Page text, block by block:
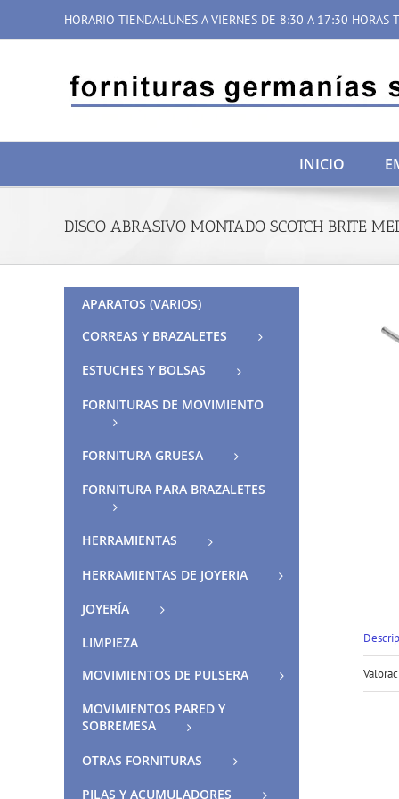
contenido
HORARIO TIENDA:LUNES A VIERNES DE 8:30 A 17:30
INICIO
DISCO ABRASIVO MONTADO SCOTCH BRITE
APARATOS (VARIOS)
CORREAS Y BRAZALETES
ESTUCHES Y BOLSAS
FORNITURAS DE MOVIMIENTO
FORNITURA GRUESA
FORNITURA PARA BRAZALETES
HERRAMIENTAS
HERRAMIENTAS DE JOYERIA
JOYERÍA
LIMPIEZA
MOVIMIENTOS DE PULSERA
MOVIMIENTOS PARED Y
SOBREMESA
OTRAS FORNITURAS
PILAS Y ACUMULADORES